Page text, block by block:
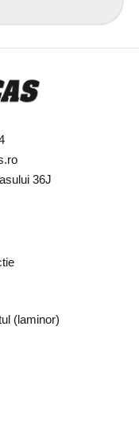
36J
(laminor)